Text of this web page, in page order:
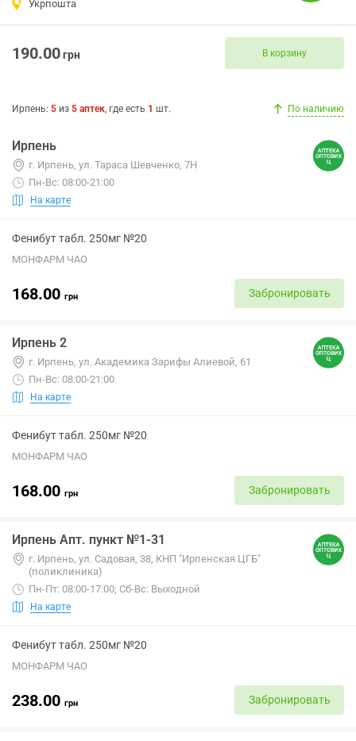
Укрпошта
190.00грн В корзину
Ирпень: 5 из 5 аптек, где есть 1 шт. По наличию
Ирпень
г. Ирпень, ул. Тараса Шевченко, 7Н
Пн-Вс: 08:00-21:00
На карте
Фенибут табл. 250мг №20
МОНФАРМ ЧАО
168.00 грн Забронировать
Ирпень 2
г. Ирпень, ул. Академика Зарифы Алиевой, 61
Пн-Вс: 08:00-21:00
На карте
Фенибут табл. 250мг №20
МОНФАРМ ЧАО
168.00 грн Забронировать
Ирпень Апт. пункт №1-31
г. Ирпень, ул. Садовая, 38, КНП "Ирпенская ЦГБ"
(поликлиника)
Пн-Пт: 08:00-17:00; Сб-Вс: Выходной
На карте
Фенибут табл. 250мг №20
МОНФАРМ ЧАО
238.00 грн Забронировать